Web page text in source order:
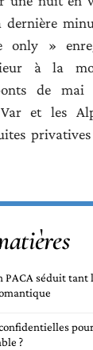
dernière
only »
à la
de mai
et les
PACA séduit tant
?